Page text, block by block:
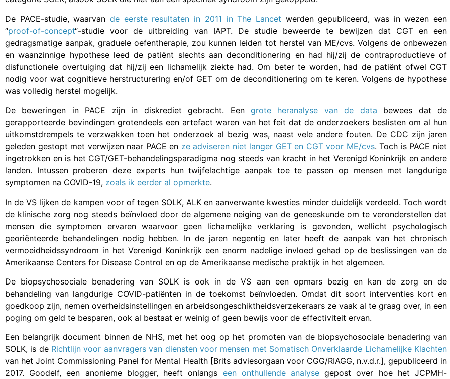
De PACE-studie, waarvande eerste resultaten in 2011 in The Lancet werden gepubliceerd, was in wezen een
“proof-of-concept“-studie voor de uitbreiding van IAPT. De studie beweerde te bewijzen dat CGT en een
gedragsmatige aanpak, graduele oefentherapie, zou kunnen leiden tot herstel van ME/cvs. Volgens de onbewezen
en waanzinnige hypothese leed de patiënt slechts aan deconditionering en had hij/zij de contraproductieve of
disfunctionele overtuiging dat hij/zij een lichamelijk ziekte had. Om beter te worden, had de patiënt ofwel CGT
nodig voor wat cognitieve herstructurering en/of GET om de deconditionering om te keren. Volgens de hypothese
was volledig herstel mogelijk.
De beweringen in PACE zijn in diskrediet gebracht. Een grote heranalyse van de data bewees dat de
gerapporteerde bevindingen grotendeels een artefact waren van het feit dat de onderzoekers beslisten om al hun
uitkomstdrempels te verzwakken toen het onderzoek al bezig was, naast vele andere fouten. De CDC zijn jaren
geleden gestopt met verwijzen naar PACE en ze adviseren niet langer GET en CGT voor ME/cvs. Toch is PACE niet
ingetrokken en is het CGT/GET-behandelingsparadigma nog steeds van kracht in het Verenigd Koninkrijk en andere
landen. Intussen proberen deze experts hun twijfelachtige aanpak toe te passen op mensen met langdurige
symptomen na COVID-19, zoals ik eerder al opmerkte.
In de VS lijken de kampen voor of tegen SOLK, ALK en aanverwante kwesties minder duidelijk verdeeld. Toch wordt
de klinische zorg nog steeds beïnvloed door de algemene neiging van de geneeskunde om te veronderstellen dat
mensen die symptomen ervaren waarvoor geen lichamelijke verklaring is gevonden, wellicht psychologisch
georiënteerde behandelingen nodig hebben. In de jaren negentig en later heeft de aanpak van het chronisch
vermoeidheidssyndroom in het Verenigd Koninkrijk een enorm nadelige invloed gehad op de beslissingen van de
Amerikaanse Centers for Disease Control en op de Amerikaanse medische praktijk in het algemeen.
De biopsychosociale benadering van SOLK is ook in de VS aan een opmars bezig en kan de zorg en de
behandeling van langdurige COVID-patiënten in de toekomst beïnvloeden. Omdat dit soort interventies kort en
goedkoop zijn, nemen overheidsinstellingen en arbeidsongeschiktheidsverzekeraars ze vaak al te graag over, in een
poging om geld te besparen, ook al bestaat er weinig of geen bewijs voor de effectiviteit ervan.
Een belangrijk document binnen de NHS, met het oog op het promoten van de biopsychosociale benadering van
SOLK, is de Richtlijn voor aanvragers van diensten voor mensen met Somatisch Onverklaarde Lichamelijke Klachten
van het Joint Commissioning Panel for Mental Health [Brits adviesorgaan voor CGG/RIAGG, n.v.d.r.], gepubliceerd in
2017. Goodelf, een anonieme blogger, heeft onlangs een onthullende analysegepost over hoe het JCPMH-